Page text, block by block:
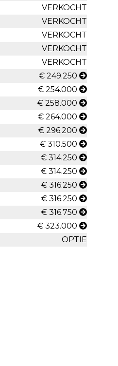
VERKOCHT
VERKOCHT
VERKOCHT
VERKOCHT
VERKOCHT
€ 249.250
€ 254.000
€ 258.000
€ 264.000
€ 296.200
€ 310.500
€ 314.250
€ 314.250
€ 316.250
€ 316.250
€ 316.750
€ 323.000
OPTIE